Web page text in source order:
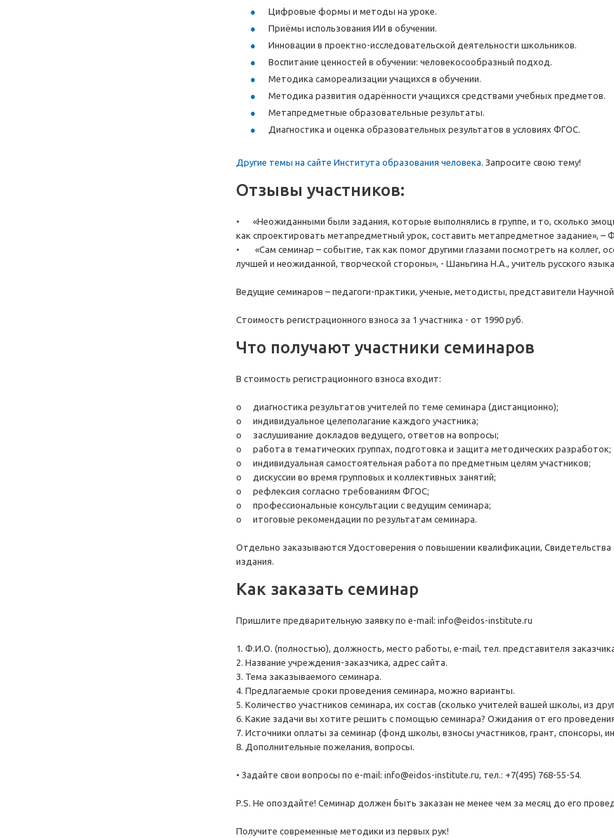
Цифровые формы и методы на уроке.
Приёмы использования ИИ в обучении.
Инновации в проектно-исследовательской деятельности школьников.
Воспитание ценностей в обучении: человекосообразный подход.
Методика самореализации учащихся в обучении.
Методика развития одарённости учащихся средствами учебных предметов.
Метапредметные образовательные результаты.
Диагностика и оценка образовательных результатов в условиях ФГОС.
Другие темы на сайте Института образования человека. Запросите свою тему!
Отзывы участников:
•
«Неожиданными были задания, которые выполнялись в группе, и то, сколько
как спроектировать метапредметный урок, составить метапредметное задание», –
•
«Сам семинар – событие, так как помог другими глазами посмотреть на коллег,
лучшей и неожиданной, творческой стороны», - Шаньгина Н.А., учитель русского
Ведущие семинаров – педагоги-практики, ученые, методисты, представители
Стоимость регистрационного взноса за 1 участника - от 1990 руб.
Что получают участники семинаров
В стоимость регистрационного взноса входит:
o
диагностика результатов учителей по теме семинара (дистанционно);
o
индивидуальное целеполагание каждого участника;
o
заслушивание докладов ведущего, ответов на вопросы;
o
работа в тематических группах, подготовка и защита методических разработок;
o
индивидуальная самостоятельная работа по предметным целям участников;
o
дискуссии во время групповых и коллективных занятий;
o
рефлексия согласно требованиям ФГОС;
o
профессиональные консультации с ведущим семинара;
o
итоговые рекомендации по результатам семинара.
Отдельно заказываются Удостоверения о повышении квалификации, Свидетельства
издания.
Как заказать семинар
Пришлите предварительную заявку по e-mail: info@eidos-institute.ru
1. Ф.И.О. (полностью), должность, место работы, e-mail, тел. представителя
2. Название учреждения-заказчика, адрес сайта.
3. Тема заказываемого семинара.
4. Предлагаемые сроки проведения семинара, можно варианты.
5. Количество участников семинара, их состав (сколько учителей вашей школы, из
6. Какие задачи вы хотите решить с помощью семинара? Ожидания от его
7. Источники оплаты за семинар (фонд школы, взносы участников, грант, спонсоры,
8. Дополнительные пожелания, вопросы.
• Задайте свои вопросы по e-mail: info@eidos-institute.ru, тел.: +7(495) 768-55-54.
P.S. Не опоздайте! Семинар должен быть заказан не менее чем за месяц до его
Получите современные методики из первых рук!